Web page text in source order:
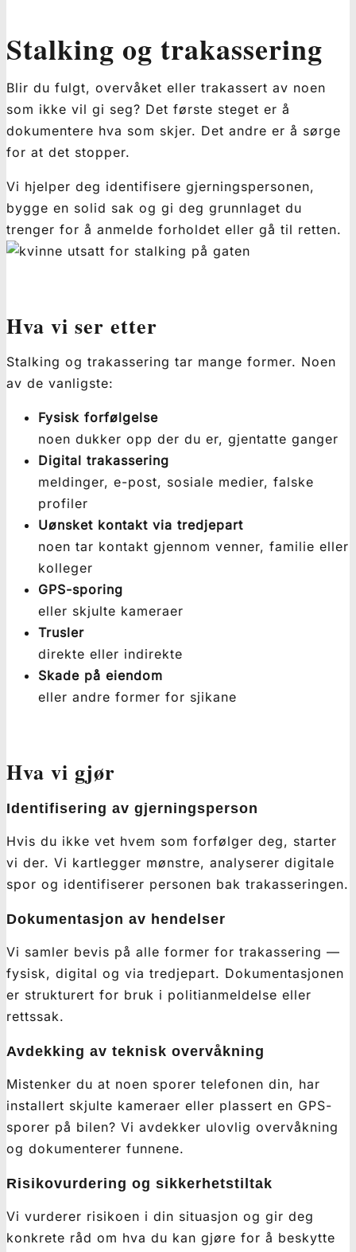
Stalking og trakassering
Blir du fulgt, overvåket eller trakassert av noen
som ikke vil gi seg? Det første steget er å
dokumentere hva som skjer. Det andre er å sørge
for at det stopper.
Vi hjelper deg identifisere gjerningspersonen,
bygge en solid sak og gi deg grunnlaget du
trenger for å anmelde forholdet eller gå til retten.
Hva vi ser etter
Stalking og trakassering tar mange former. Noen
av de vanligste:
Fysisk forfølgelse
noen dukker opp der du er, gjentatte ganger
Digital trakassering
meldinger, e-post, sosiale medier, falske
profiler
Uønsket kontakt via tredjepart
noen tar kontakt gjennom venner, familie eller
kolleger
GPS-sporing
eller skjulte kameraer
Trusler
direkte eller indirekte
Skade på eiendom
eller andre former for sjikane
Hva vi gjør
Identifisering av gjerningsperson
Hvis du ikke vet hvem som forfølger deg, starter
vi der. Vi kartlegger mønstre, analyserer digitale
spor og identifiserer personen bak trakasseringen.
Dokumentasjon av hendelser
Vi samler bevis på alle former for trakassering —
fysisk, digital og via tredjepart. Dokumentasjonen
er strukturert for bruk i politianmeldelse eller
rettssak.
Avdekking av teknisk overvåkning
Mistenker du at noen sporer telefonen din, har
installert skjulte kameraer eller plassert en GPS-
sporer på bilen? Vi avdekker ulovlig overvåkning
og dokumenterer funnene.
Risikovurdering og sikkerhetstiltak
Vi vurderer risikoen i din situasjon og gir deg
konkrete råd om hva du kan gjøre for å beskytte